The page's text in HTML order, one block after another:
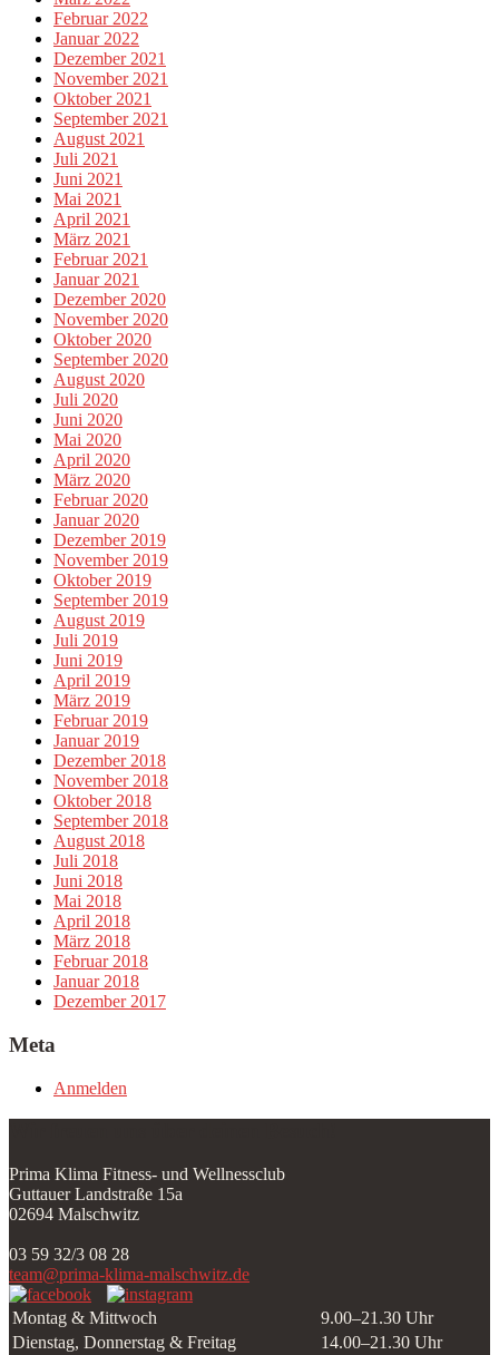
Februar 2022
Januar 2022
Dezember 2021
November 2021
Oktober 2021
September 2021
August 2021
Juli 2021
Juni 2021
Mai 2021
April 2021
März 2021
Februar 2021
Januar 2021
Dezember 2020
November 2020
Oktober 2020
September 2020
August 2020
Juli 2020
Juni 2020
Mai 2020
April 2020
März 2020
Februar 2020
Januar 2020
Dezember 2019
November 2019
Oktober 2019
September 2019
August 2019
Juli 2019
Juni 2019
April 2019
März 2019
Februar 2019
Januar 2019
Dezember 2018
November 2018
Oktober 2018
September 2018
August 2018
Juli 2018
Juni 2018
Mai 2018
April 2018
März 2018
Februar 2018
Januar 2018
Dezember 2017
Meta
Anmelden
Prima Klima Fitness- und Wellnessclub
Guttauer Landstraße 15a
02694 Malschwitz
03 59 32/3 08 28
team@prima-klima-malschwitz.de
Montag & Mittwoch
9.00–21.30 Uhr
Dienstag, Donnerstag & Freitag
14.00–21.30 Uhr